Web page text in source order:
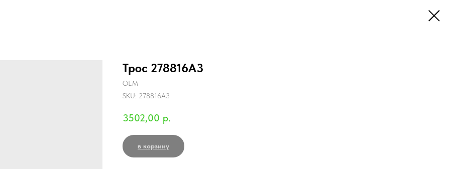
Трос 278816A3
OEM
SKU: 278816A3
3502,00 р.
в корзину